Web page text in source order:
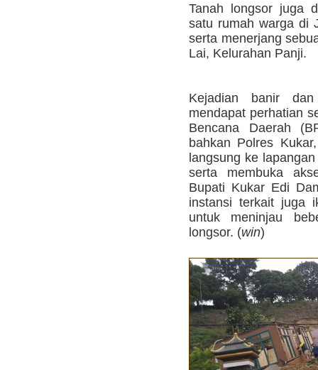
Tanah longsor juga
satu rumah warga di
serta menerjang
Lai, Kelurahan Panji.
Kejadian banir
mendapat perhatian
Bencana Daerah
bahkan Polres
langsung ke
serta membuka
Bupati Kukar Edi
instansi terkait juga
untuk meninjau
longsor. (win)